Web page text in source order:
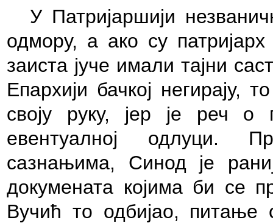
У Патријаршији
одмору, а ако су
заиста јуче имали тајни
Епархији бачкој
своју руку, јер је реч о
евентуалној одлуци.
сазнањима, Синод је
докумената којима би се
Вучић то одбијао, питање